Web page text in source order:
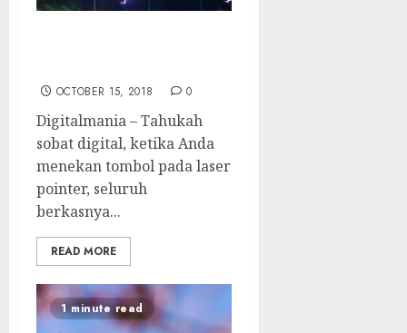
OCTOBER 15, 2018 0
Digitalmania – Tahukah
sobat digital, ketika Anda
menekan tombol pada laser
pointer, seluruh
berkasnya...
READ MORE
1 minute read